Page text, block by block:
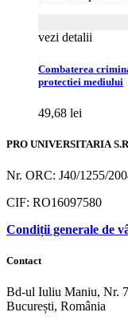
vezi detalii
Combaterea
protectiei mediului
49,68 lei
PRO UNIVERSITARIA
Nr. ORC: J40/1255/
CIF: RO16097580
Condiții generale de
Contact
Bd-ul Iuliu Maniu, Nr.
București, România